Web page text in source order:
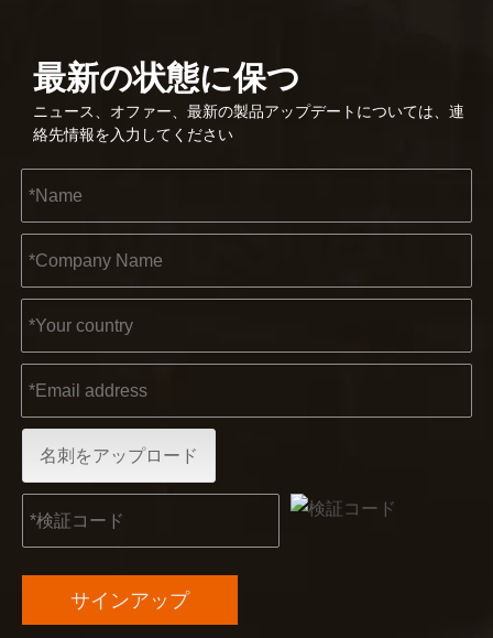
2023-03-02
KENDO ケルン見本市 2023
2023年のケルン見本市は、Kendoにとって古い友人と出
2022-11-21
パートナーおよび友人の皆様に、素晴らしいニュースを
最新の状態に保つ
ニュース、オファー、最新の製品アップデートについては、連
絡先情報を入力してください
名刺をアップロード
サインアップ